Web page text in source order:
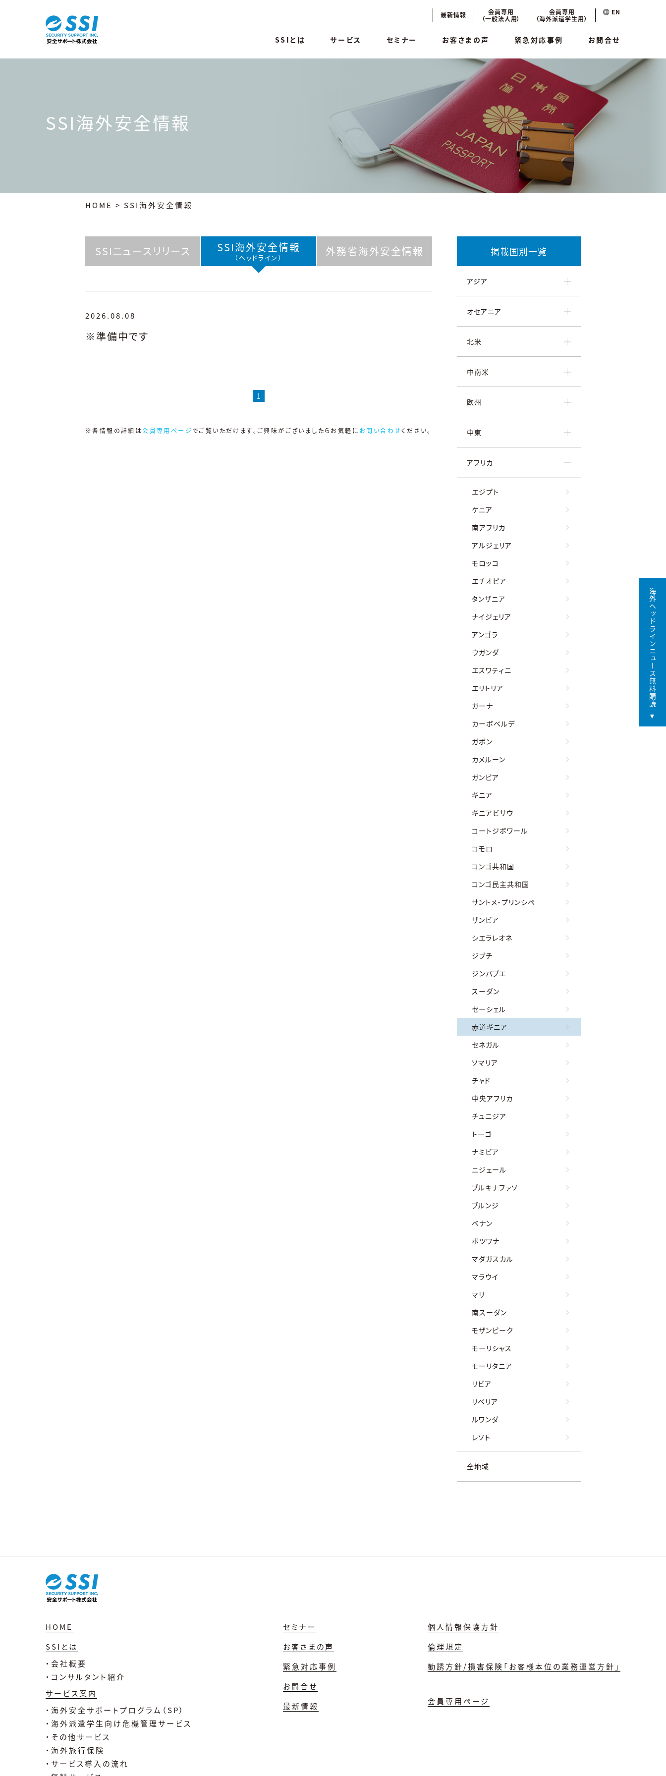
最新情報
会員専用
（一般法人用）
会員専用
（海外派遣学生用）
EN
SSIとは サービス セミナー お客さまの声 緊急対応事例 お問合せ
海外ヘッドラインニュース無料購読
SSI海外安全情報
HOME > SSI海外安全情報
SSIニュースリリース SSI海外安全情報
（ヘッドライン） 外務省海外安全情報
2026.08.08
※準備中です
1
※各情報の詳細は会員専用ページ でご覧いただけます。ご興味がございましたらお気軽に お問い合わせください。
掲載国別一覧
アジア
オセアニア
北米
中南米
欧州
中東
アフリカ
エジプト
ケニア
南アフリカ
アルジェリア
モロッコ
エチオピア
タンザニア
ナイジェリア
アンゴラ
ウガンダ
エスワティニ
エリトリア
ガーナ
カーボベルデ
ガボン
カメルーン
ガンビア
ギニア
ギニアビサウ
コートジボワール
コモロ
コンゴ共和国
コンゴ民主共和国
サントメ・プリンシペ
ザンビア
シエラレオネ
ジブチ
ジンバブエ
スーダン
セーシェル
赤道ギニア
セネガル
ソマリア
チャド
中央アフリカ
チュニジア
トーゴ
ナミビア
ニジェール
ブルキナファソ
ブルンジ
ベナン
ボツワナ
マダガスカル
マラウイ
マリ
南スーダン
モザンビーク
モーリシャス
モーリタニア
リビア
リベリア
ルワンダ
レソト
全地域
HOME
SSIとは
・会社概要
・コンサルタント紹介
サービス案内
・海外安全サポートプログラム（SP）
・海外派遣学生向け危機管理サービス
・その他サービス
・海外旅行保険
・サービス導入の流れ
セミナー
お客さまの声
緊急対応事例
お問合せ
最新情報
個人情報保護方針
倫理規定
勧誘方針/損害保険「お客様本位の業務運営方針」
会員専用ページ